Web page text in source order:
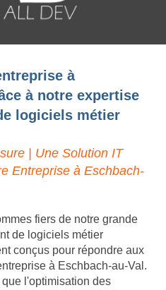
à
à notre expertise
logiciels métier
| Une Solution IT
Entreprise à Eschbach-
fiers de notre grande
de logiciels métier
conçus pour répondre aux
à Eschbach-au-Val.
l'optimisation des